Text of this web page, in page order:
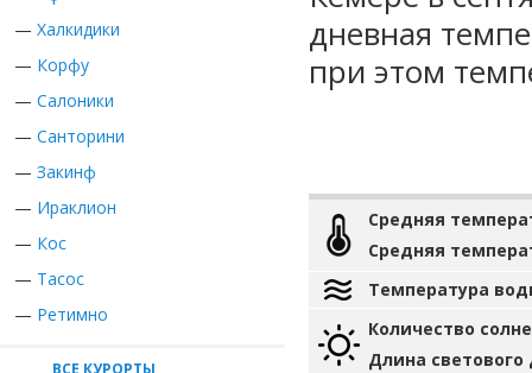
— Халкидики
— Корфу
— Салоники
— Санторини
— Закинф
— Ираклион
— Кос
— Тасос
— Ретимно
ВСЕ КУРОРТЫ
дневная
при этом
Средняя
Средняя
Температура
Количество
Длина светового